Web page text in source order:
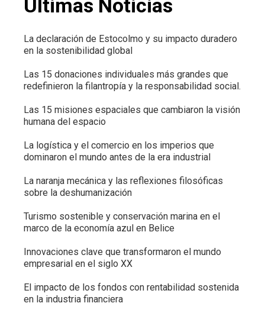
Últimas Noticias
La declaración de Estocolmo y su impacto duradero
en la sostenibilidad global
Las 15 donaciones individuales más grandes que
redefinieron la filantropía y la responsabilidad social.
Las 15 misiones espaciales que cambiaron la visión
humana del espacio
La logística y el comercio en los imperios que
dominaron el mundo antes de la era industrial
La naranja mecánica y las reflexiones filosóficas
sobre la deshumanización
Turismo sostenible y conservación marina en el
marco de la economía azul en Belice
Innovaciones clave que transformaron el mundo
empresarial en el siglo XX
El impacto de los fondos con rentabilidad sostenida
en la industria financiera